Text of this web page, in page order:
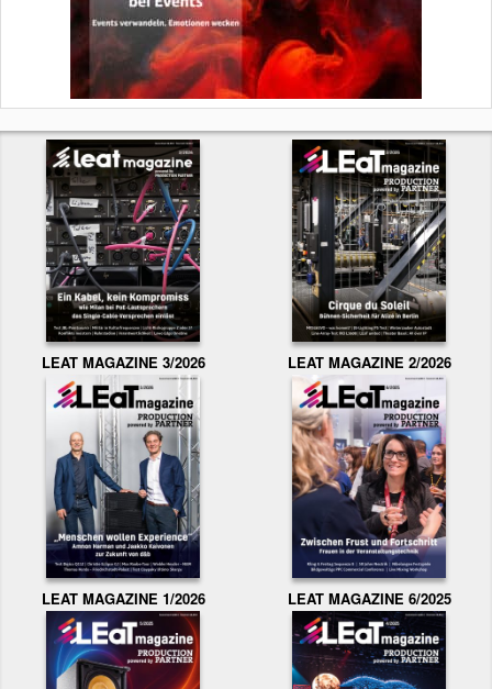
LEAT MAGAZINE 3/2026 LEAT MAGAZINE 2/2026
LEAT MAGAZINE 1/2026 LEAT MAGAZINE 6/2025